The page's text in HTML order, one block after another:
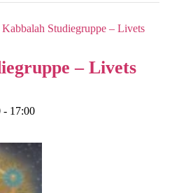
Kabbalah Studiegruppe – Livets
– Livets
- 17:00